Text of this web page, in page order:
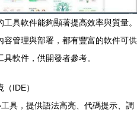
具軟件能夠顯著提高效率與質量。
管理與部署，都有豐富的軟件可供
軟件，供開發者參考。
IDE）
具，提供語法高亮、代碼提示、調